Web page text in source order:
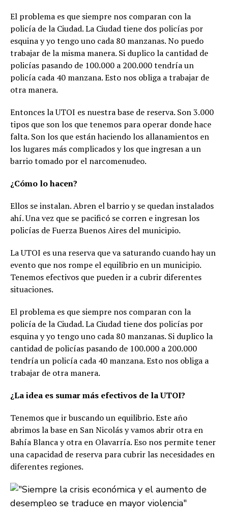
El problema es que siempre nos comparan con la
policía de la Ciudad. La Ciudad tiene dos policías por
esquina y yo tengo uno cada 80 manzanas. No puedo
trabajar de la misma manera. Si duplico la cantidad de
policías pasando de 100.000 a 200.000 tendría un
policía cada 40 manzana. Esto nos obliga a trabajar de
otra manera.
Entonces la UTOI es nuestra base de reserva. Son 3.000
tipos que son los que tenemos para operar donde hace
falta. Son los que están haciendo los allanamientos en
los lugares más complicados y los que ingresan a un
barrio tomado por el narcomenudeo.
¿Cómo lo hacen?
Ellos se instalan. Abren el barrio y se quedan instalados
ahí. Una vez que se pacificó se corren e ingresan los
policías de Fuerza Buenos Aires del municipio.
La UTOI es una reserva que va saturando cuando hay un
evento que nos rompe el equilibrio en un municipio.
Tenemos efectivos que pueden ir a cubrir diferentes
situaciones.
El problema es que siempre nos comparan con la
policía de la Ciudad. La Ciudad tiene dos policías por
esquina y yo tengo uno cada 80 manzanas. Si duplico la
cantidad de policías pasando de 100.000 a 200.000
tendría un policía cada 40 manzana. Esto nos obliga a
trabajar de otra manera.
¿La idea es sumar más efectivos de la UTOI?
Tenemos que ir buscando un equilibrio. Este año
abrimos la base en San Nicolás y vamos abrir otra en
Bahía Blanca y otra en Olavarría. Eso nos permite tener
una capacidad de reserva para cubrir las necesidades en
diferentes regiones.